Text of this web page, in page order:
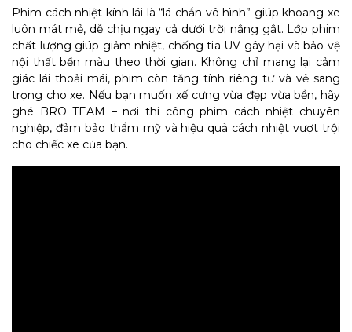
Phim cách nhiệt kính lái là “lá chắn vô hình” giúp khoang xe
luôn mát mẻ, dễ chịu ngay cả dưới trời nắng gắt. Lớp phim
chất lượng giúp giảm nhiệt, chống tia UV gây hại và bảo vệ
nội thất bền màu theo thời gian. Không chỉ mang lại cảm
giác lái thoải mái, phim còn tăng tính riêng tư và vẻ sang
trọng cho xe. Nếu bạn muốn xế cưng vừa đẹp vừa bền, hãy
ghé BRO TEAM – nơi thi công phim cách nhiệt chuyên
nghiệp, đảm bảo thẩm mỹ và hiệu quả cách nhiệt vượt trội
cho chiếc xe của bạn.